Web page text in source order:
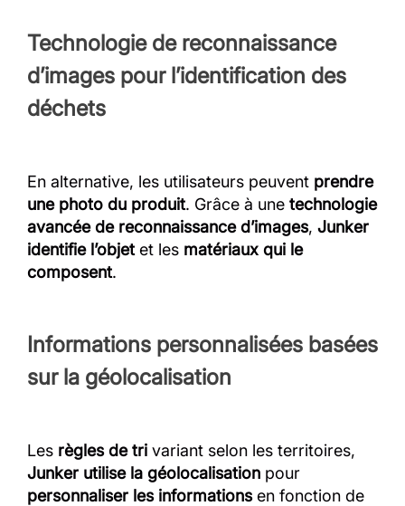
Technologie de reconnaissance
d’images pour l’identification des
déchets
En alternative, les utilisateurs peuvent prendre
une photo du produit. Grâce à une technologie
avancée de reconnaissance d’images, Junker
identifie l’objet et les matériaux qui le
composent.
Informations personnalisées basées
sur la géolocalisation
Les règles de tri variant selon les territoires,
Junker utilise la géolocalisation pour
personnaliser les informationsen fonction de